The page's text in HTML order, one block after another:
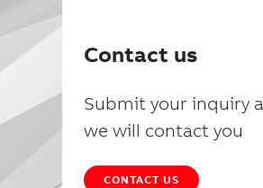
Contact us
Submit your inquiry
we will contact you
CONTACT US